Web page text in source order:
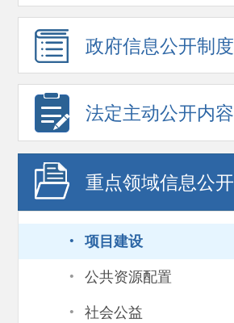
政府信息公开制度
法定主动公开内容
重点领域信息公开
· 项目建设
· 公共资源配置
· 社会公益